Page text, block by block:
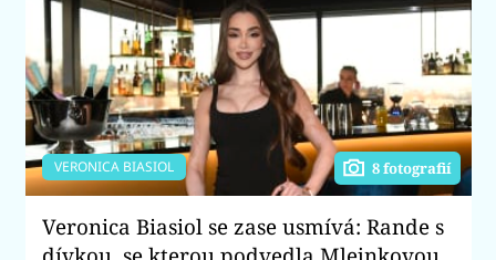
VERONICA BIASIOL 8 fotografií
Veronica Biasiol se zase usmívá: Rande s